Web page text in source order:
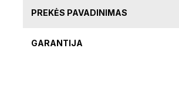
PREKĖS PAVADINIMAS
GARANTIJA